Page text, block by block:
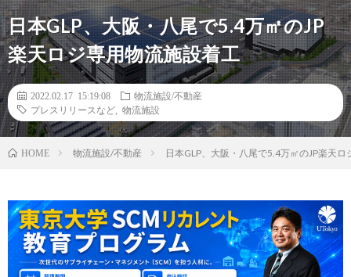
日本GLP、大阪・八尾で5.4万㎡のJP
楽天ロジ専用物流施設着工
2022.02.17 15:19:08
物流施設/不動産
プレスリリースなど
物流施設
HOME 物流施設/不動産 日本GLP、大阪・八尾で5.4万㎡のJP楽天